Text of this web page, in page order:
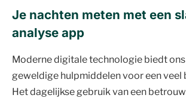
Je nachten meten met een
analyse app
Moderne digitale technologie biedt
geweldige hulpmiddelen voor een veel
Het dagelijkse gebruik van een